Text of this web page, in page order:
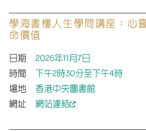
學海書樓人生學問講座：心
命價值
日期
2026年11月7日
時間
下午2時30分至下午4時
場地
香港中央圖書館
網址
網站連結